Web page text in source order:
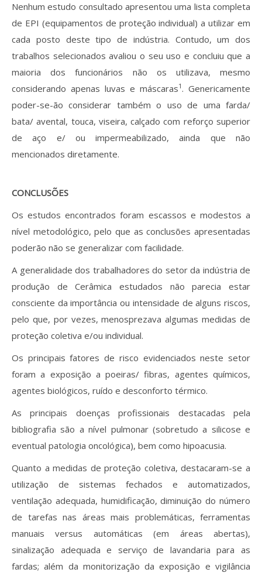
Nenhum estudo consultado apresentou uma lista completa
de EPI (equipamentos de proteção individual) a utilizar em
cada posto deste tipo de indústria. Contudo, um dos
trabalhos selecionados avaliou o seu uso e concluiu que a
maioria dos funcionários não os utilizava, mesmo
considerando apenas luvas e máscaras1. Genericamente
poder-se-ão considerar também o uso de uma farda/
bata/ avental, touca, viseira, calçado com reforço superior
de aço e/ ou impermeabilizado, ainda que não
mencionados diretamente.
CONCLUSÕES
Os estudos encontrados foram escassos e modestos a
nível metodológico, pelo que as conclusões apresentadas
poderão não se generalizar com facilidade.
A generalidade dos trabalhadores do setor da indústria de
produção de Cerâmica estudados não parecia estar
consciente da importância ou intensidade de alguns riscos,
pelo que, por vezes, menosprezava algumas medidas de
proteção coletiva e/ou individual.
Os principais fatores de risco evidenciados neste setor
foram a exposição a poeiras/ fibras, agentes químicos,
agentes biológicos, ruído e desconforto térmico.
As principais doenças profissionais destacadas pela
bibliografia são a nível pulmonar (sobretudo a silicose e
eventual patologia oncológica), bem como hipoacusia.
Quanto a medidas de proteção coletiva, destacaram-se a
utilização de sistemas fechados e automatizados,
ventilação adequada, humidificação, diminuição do número
de tarefas nas áreas mais problemáticas, ferramentas
manuais versus automáticas (em áreas abertas),
sinalização adequada e serviço de lavandaria para as
fardas; além da monitorização da exposição e vigilância